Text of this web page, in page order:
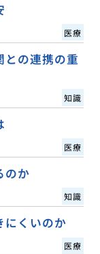
医療
との連携の重
知識
医療
のか
知識
にくいのか
医療